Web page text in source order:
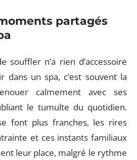
partagés
souffler n’a rien d’accessoire
dans un spa, c’est souvent la
calmement avec ses
le tumulte du quotidien.
font plus franches, les rires
et ces instants familiaux
leur place, malgré le rythme